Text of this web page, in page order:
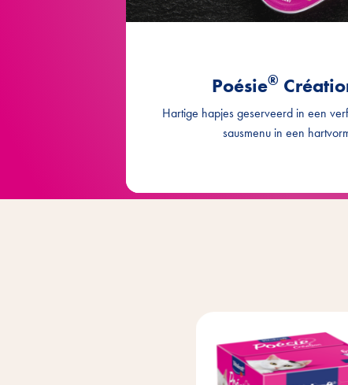
Poésie®
Hartige hapjes geserveerd in een
sausmenu in een